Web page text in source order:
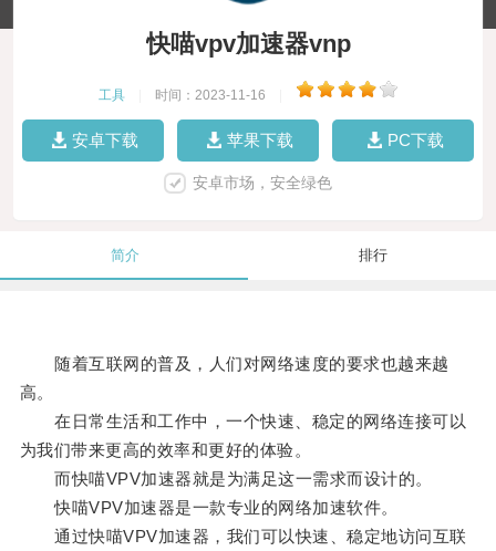
快喵vpv加速器vnp
工具 时间：2023-11-16
安卓下载 苹果下载 PC下载
安卓市场，安全绿色
简介 排行
随着互联网的普及，人们对网络速度的要求也越来越
高。
在日常生活和工作中，一个快速、稳定的网络连接可以
为我们带来更高的效率和更好的体验。
而快喵VPV加速器就是为满足这一需求而设计的。
快喵VPV加速器是一款专业的网络加速软件。
通过快喵VPV加速器，我们可以快速、稳定地访问互联